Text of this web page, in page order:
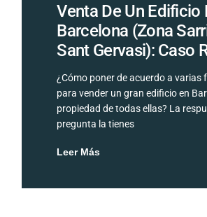
Venta De Un Edificio
Barcelona (zona
Sant Gervasi): Caso
¿Cómo poner de acuerdo a varias
para vender un gran edificio en
propiedad de todas ellas? La
pregunta la tienes
Leer Más